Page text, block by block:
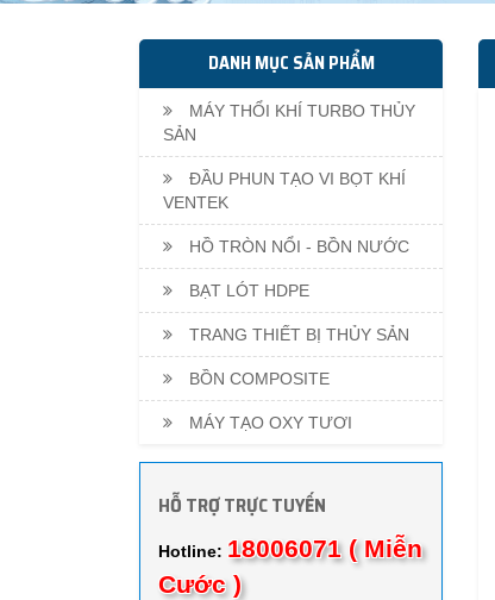
DANH MỤC SẢN PHẨM
MÁY THỔI KHÍ TURBO THỦY
SẢN
ĐẦU PHUN TẠO VI BỌT KHÍ
VENTEK
HỒ TRÒN NỔI - BỒN NƯỚC
BẠT LÓT HDPE
TRANG THIẾT BỊ THỦY SẢN
BỒN COMPOSITE
MÁY TẠO OXY TƯƠI
HỖ TRỢ TRỰC TUYẾN
Hotline: 18006071 ( Miễn
Cước )